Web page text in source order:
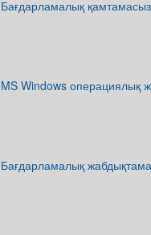
Бағдарламалық қамтамасыз
MS Windows операциялық
Бағдарламалық жабдықтама